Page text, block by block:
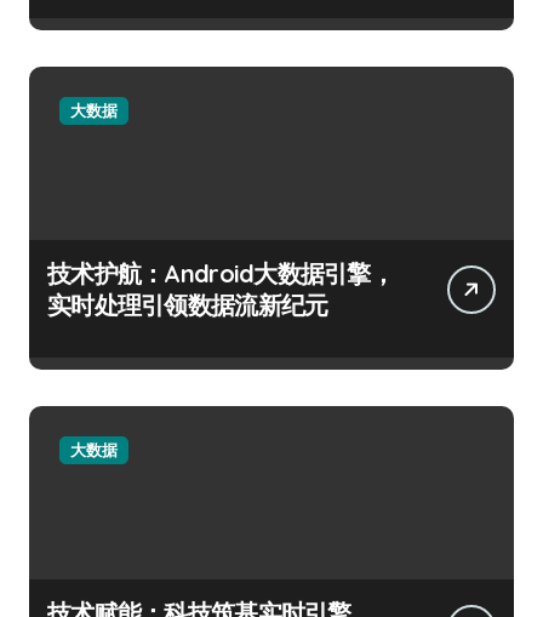
大数据
技术护航：Android大数据引擎，
实时处理引领数据流新纪元
大数据